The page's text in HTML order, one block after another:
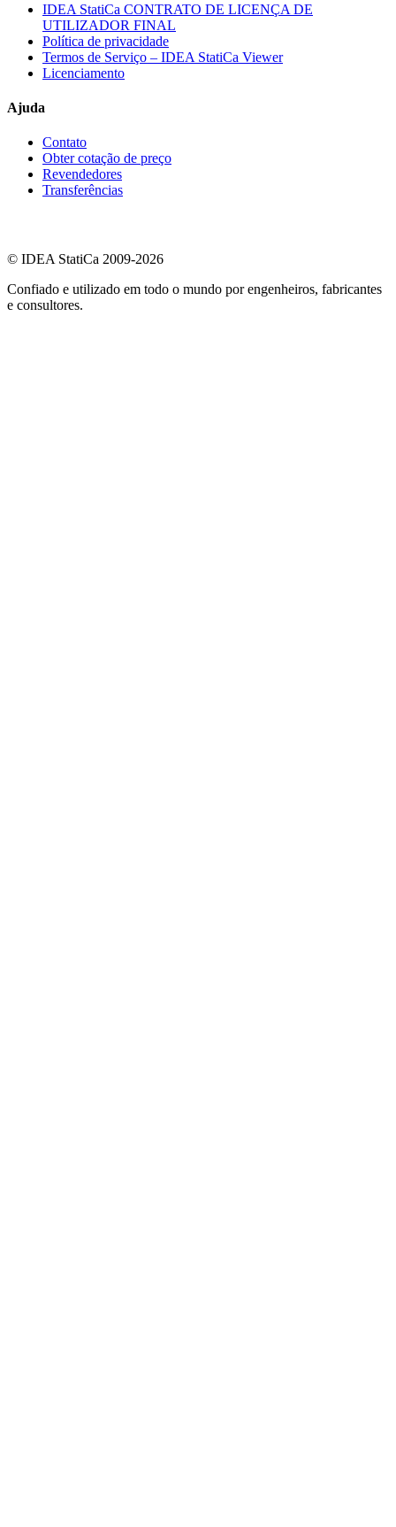
IDEA StatiCa CONTRATO DE LICENÇA DE
UTILIZADOR FINAL
Política de privacidade
Termos de Serviço – IDEA StatiCa Viewer
Licenciamento
Ajuda
Contato
Obter cotação de preço
Revendedores
Transferências
© IDEA StatiCa 2009-2026
Confiado e utilizado em todo o mundo por engenheiros, fabricantes
e consultores.